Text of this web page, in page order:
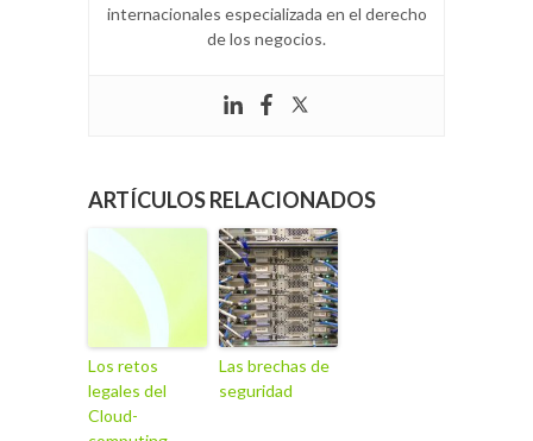
internacionales especializada en el derecho
de los negocios.
ARTÍCULOS RELACIONADOS
Los retos
legales del
Cloud-
Las brechas de
seguridad